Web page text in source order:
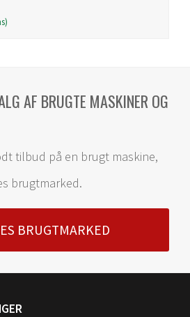
AF BRUGTE MASKINER OG
tilbud på en brugt maskine,
brugtmarked.
BRUGTMARKED